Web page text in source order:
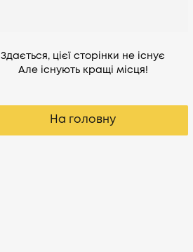
Здається, цієї сторінки не існує
Але існують кращі місця!
На головну